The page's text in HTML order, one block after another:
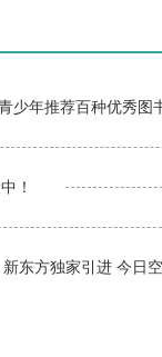
少年推荐百种优秀图
！
东方独家引进 今日